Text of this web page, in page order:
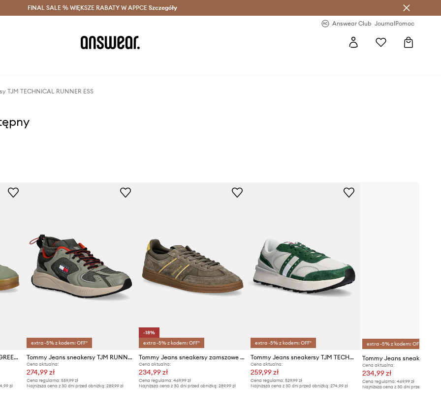
z Answear Club > Dostawa nawet w 24h >
FINAL SALE % WIĘKSZE RABATY W APPCE Szczegóły
Answear Club JournalPomoc
TJM TECHNICAL RUNNER ESS
Tommy Jeans sneakersy THE GREENWICH MIX MEDIA
zł
extra -5% z kodem: OFF*
Tommy Jeans sneakersy TJM RUNNER MIX MATERIAL
Cena aktualna:
274,99 zł
Cena regularna: 559,99 zł
Najniższa cena z 30 dni przed obniżką: 289,99 zł
-18%
extra -5% z kodem: OFF*
Tommy Jeans sneakersy zamszowe THE GREENWICH EDGE SUEDE
Cena aktualna:
234,99 zł
Cena regularna: 469,99 zł
Najniższa cena z 30 dni przed obniżką: 289,99 zł
extra -5% z kodem: OFF*
Tommy Jeans sneakersy TJM TECHNICAL RUNNER ESS
Cena aktualna:
259,99 zł
Cena regularna:529,99 zł
Najniższa cena z 30 dni przed obniżką:274,99 zł
extra -5% z kodem: OFF*
Cena aktualna:
234,99 zł
Cena regularna: 469,99 zł
Najniższa cena z 30 dni przed obniżką: